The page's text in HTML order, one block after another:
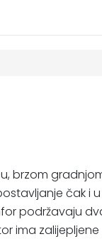
brzom
čak i
podržavaju
ima